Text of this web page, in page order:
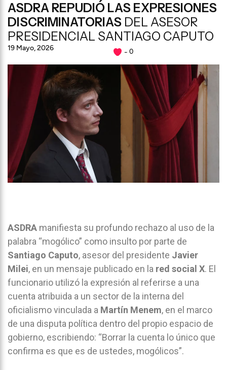
ASDRA REPUDIÓ LAS EXPRESIONES
DISCRIMINATORIAS DEL ASESOR
PRESIDENCIAL SANTIAGO CAPUTO
19 Mayo, 2026 0
ASDRA manifiesta su profundo rechazo al uso de la
palabra “mogólico” como insulto por parte de
Santiago Caputo, asesor del presidente Javier
Milei, en un mensaje publicado en la red social X. El
funcionario utilizó la expresión al referirse a una
cuenta atribuida a un sector de la interna del
oficialismo vinculada a Martín Menem, en el marco
de una disputa política dentro del propio espacio de
gobierno, escribiendo: “Borrar la cuenta lo único que
confirma es que es de ustedes, mogólicos”.